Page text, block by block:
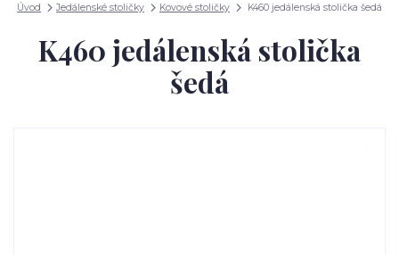
Úvod Jedálenské stoličky Kovové stoličky K460 jedálenská stolička šedá
K460 jedálenská stolička
šedá